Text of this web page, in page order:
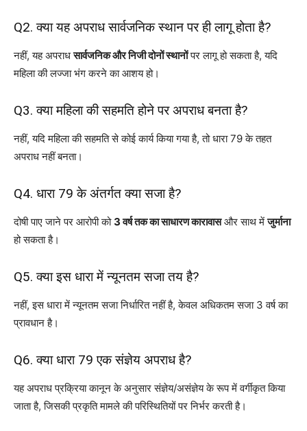
Q2. क्या यह अपराध सार्वजनिक स्थान पर ही लागू होता है?
नहीं, यह अपराधसार्वजनिक और निजी दोनों स्थानोंपर लागू हो सकता है, यदि
महिला की लज्जा भंग करने का आशय हो।
Q3. क्या महिला की सहमति होने पर अपराध बनता है?
नहीं, यदि महिला की सहमति से कोई कार्य किया गया है, तो धारा 79 के तहत
अपराध नहीं बनता।
Q4. धारा 79 के अंतर्गत क्या सजा है?
दोषी पाए जाने पर आरोपी को 3 वर्ष तक का साधारण कारावासऔर साथ मेंजुर्माना
हो सकता है।
Q5. क्या इस धारा में न्यूनतम सजा तय है?
नहीं, इस धारा में न्यूनतम सजा निर्धारित नहीं है, केवल अधिकतम सजा 3 वर्ष का
प्रावधान है।
Q6. क्या धारा 79 एक संज्ञेय अपराध है?
यह अपराध प्रक्रिया कानून के अनुसार संज्ञेय/असंज्ञेय के रूप में वर्गीकृत किया
जाता है, जिसकी प्रकृति मामले की परिस्थितियों पर निर्भर करती है।